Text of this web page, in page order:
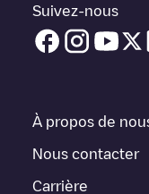
véhicules électriques
dans un parking, en
Recharge/19B04154
rendre, le prix de la
nécessaires pour que
Suivez-nous
À propos de
Nous contacter
Carrière